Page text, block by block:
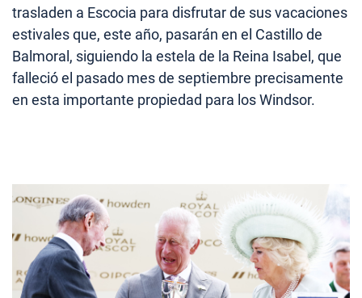
trasladen a Escocia para disfrutar de sus vacaciones
estivales que, este año, pasarán en el Castillo de
Balmoral, siguiendo la estela de la Reina Isabel, que
falleció el pasado mes de septiembre precisamente
en esta importante propiedad para los Windsor.